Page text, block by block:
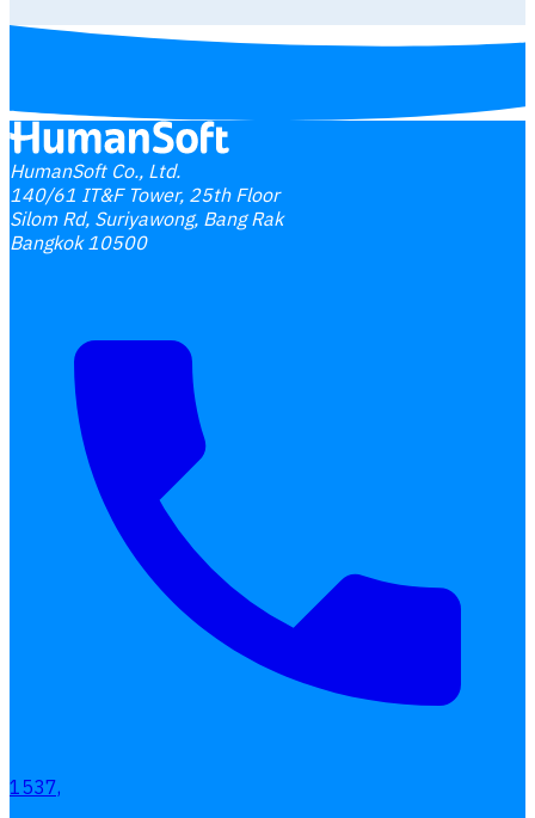
HumanSoft Co., Ltd.
140/61 IT&F Tower, 25th Floor
Silom Rd, Suriyawong, Bang Rak
Bangkok 10500
1537,